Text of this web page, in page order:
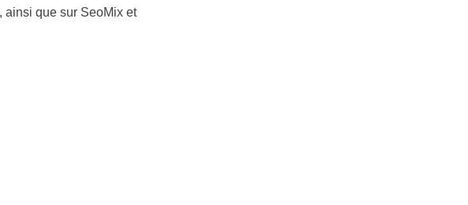
, ainsi que sur SeoMix et